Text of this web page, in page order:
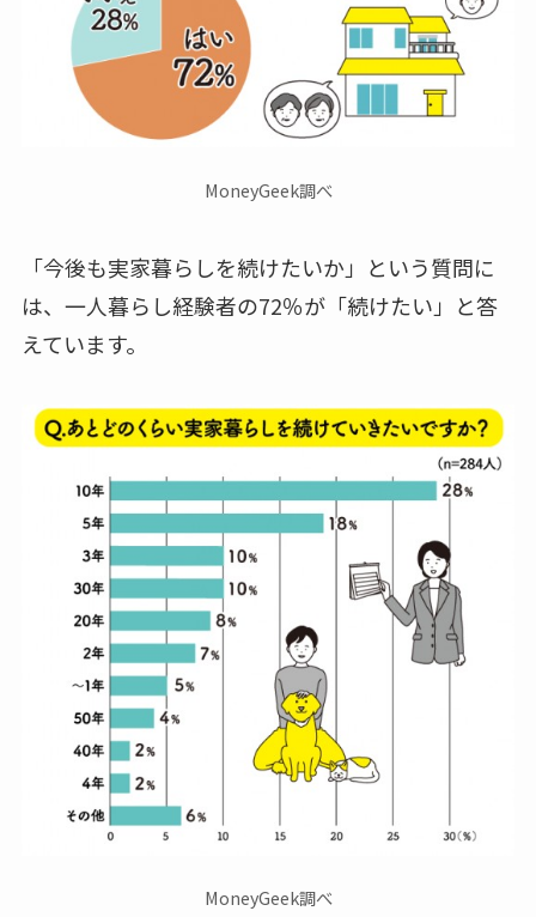
MoneyGeek調べ
「今後も実家暮らしを続けたいか」という質問に
は、一人暮らし経験者の72％が「続けたい」と答
えています。
MoneyGeek調べ